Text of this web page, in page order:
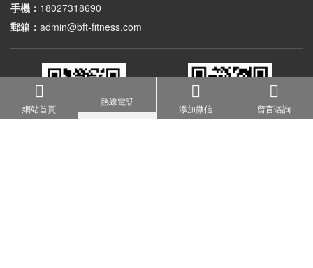
手機： 18027318690
郵箱： admin@bft-fitness.com
網站首頁
熱線電話
添加微信 留言谘詢